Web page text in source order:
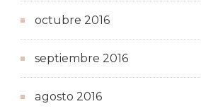
octubre 2016
septiembre 2016
agosto 2016